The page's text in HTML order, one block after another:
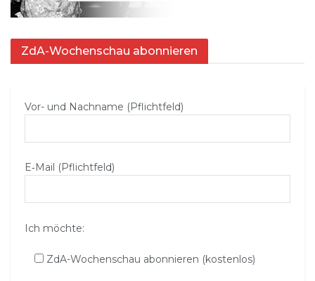
ZdA-Wochenschau abonnieren
Vor- und Nachname (Pflichtfeld)
E‑Mail (Pflichtfeld)
Ich möchte:
ZdA-Wochenschau abonnieren (kostenlos)